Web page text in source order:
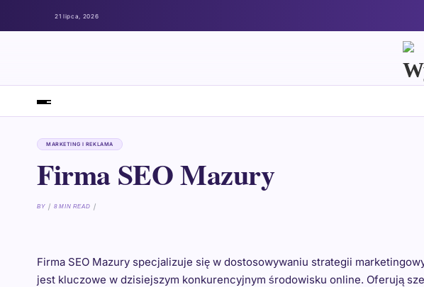
21 lipca, 2026
MARKETING I REKLAMA
Firma SEO Mazury
BY 8 MIN READ
Firma SEO Mazury specjalizuje się w dostosowywaniu strategii
jest kluczowe w dzisiejszym konkurencyjnym środowisku online. Oferują